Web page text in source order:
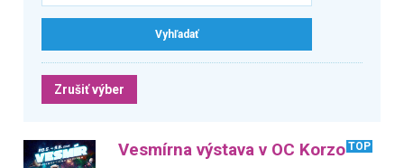
Zrušiť výber
Vesmírna výstava v OC Korzo TOP